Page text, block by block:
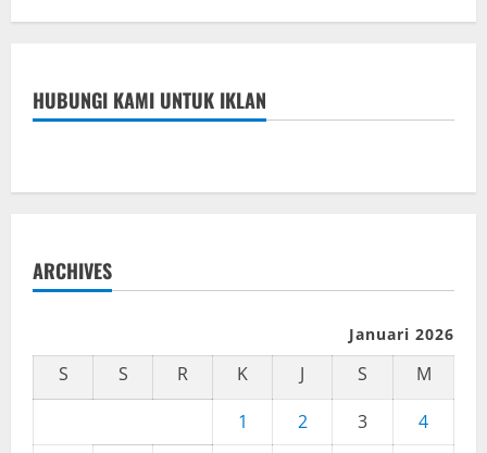
HUBUNGI KAMI UNTUK IKLAN
ARCHIVES
Januari 2026
S S R K J S
M
1
2 3
4